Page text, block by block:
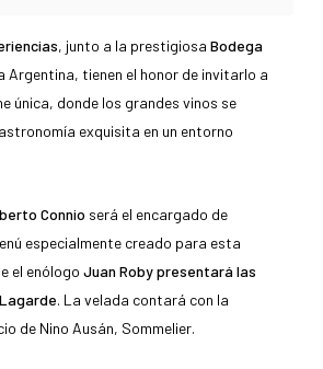
, junto a la prestigiosa Bodega
Argentina, tienen el honor de invitarlo a
única, donde los grandes vinos se
exquisita en un entorno
Connio será el encargado de
especialmente creado para esta
el enólogo Juan Roby presentará las
. La velada contará con la
de Nino Ausán, Sommelier.